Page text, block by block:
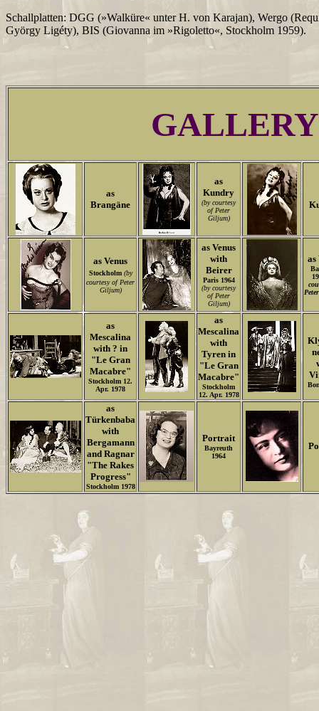
Schallplatten: DGG (»Walküre« unter H. von Karajan), Wergo
György Ligéty), BIS (Giovanna im »Rigoletto«, Stockholm 1959).
GALLERY
as
Brangäne
as
Kundry
(by courtesy
of Peter
Giljum)
as Venus
Stockholm (by
courtesy of Peter
Giljum)
as Venus
with
Beirer
Paris 1964
(by courtesy
of Peter
Giljum)
as
as
Mescalina
with ? in
"Le Gran
Macabre"
Stockholm 12.
Apr. 1978
as
Mescalina
with
Tyren in
"Le Gran
Macabre"
Stockholm
12. Apr. 1978
as
Türkenbaba
with
Bergamann
and Ragnar
"The Rakes
Progress"
Stockholm 1978
Portrait
Bayreuth
1964